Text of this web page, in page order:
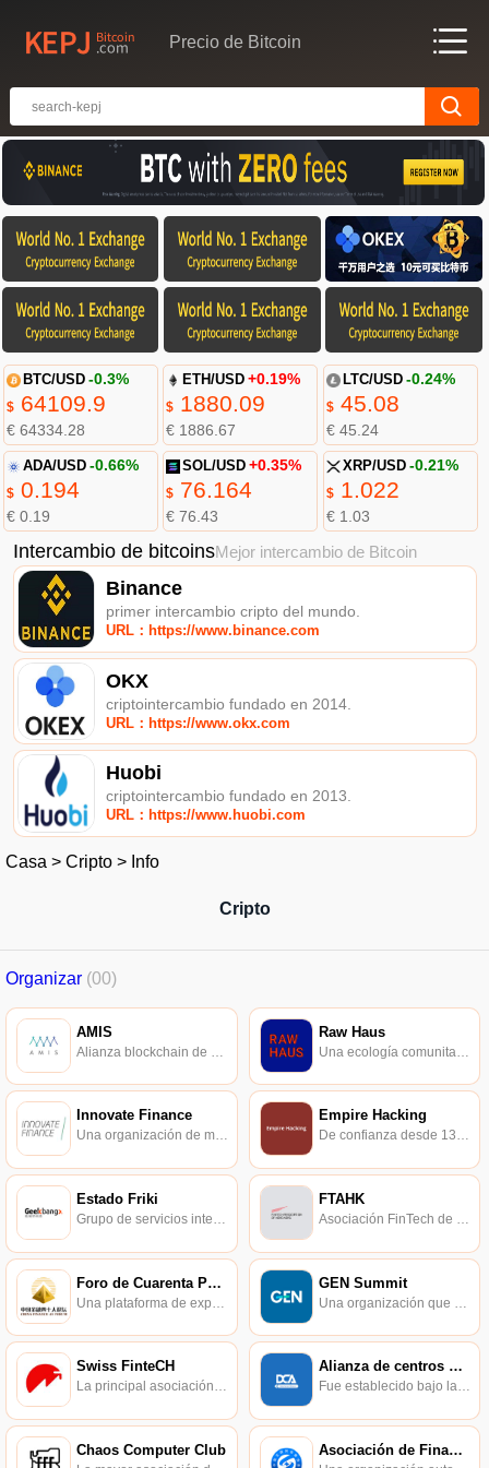
Precio de Bitcoin
BTC/USD -0.3%
$64109.9
€ 64334.28
ETH/USD +0.19%
$ 1880.09
€ 1886.67
LTC/USD -0.24%
$45.08
€ 45.24
ADA/USD -0.66%
$0.194
€ 0.19
SOL/USD +0.35%
$ 76.164
€ 76.43
XRP/USD -0.21%
$1.022
€ 1.03
Intercambio de bitcoinsMejor intercambio de Bitcoin
Binance
primer intercambio cripto del mundo.
URL：https://www.binance.com
OKX
criptointercambio fundado en 2014.
URL：https://www.okx.com
Huobi
criptointercambio fundado en 2013.
URL：https://www.huobi.com
Casa > Cripto > Info
Cripto
Organizar (00)
AMIS Raw Haus
Innovate Finance
Una organización de membresía independiente sin fines de lucro que representa a la comunidad fintech global del Reino Unido.
Empire Hacking
De confianza desde 1337.
Estado Friki
Grupo de servicios integrales de contenido de TI, su red social profesional EGO, medios de tecnología InfoQ, educación vocacional StuQ Starkey College.
FTAHK
Asociación FinTech de Hong Kong.
Foro de Cuarenta Personas Financieras GEN Summit
Swiss FinteCH
La principal asociación fintech de Suiza.
Alianza de centros de datos
Fue establecido bajo la dirección del Departamento de Desarrollo de la Comunicación del Ministerio de Industria y Tecnología de la Información.
Chaos Computer Club Asociación de Finanzas de Internet de China